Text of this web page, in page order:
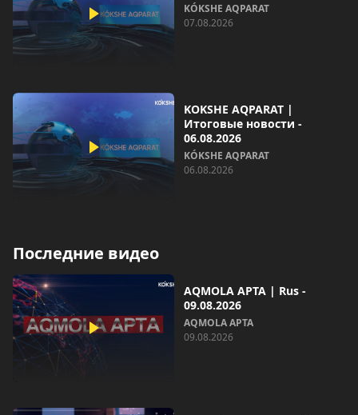
KÓKSHE AQPARAT
07.08.2026
KOKSHE AQPARAT |
Итоговые новости -
06.08.2026
KÓKSHE AQPARAT
06.08.2026
Последние видео
AQMOLA APTA | Rus -
09.08.2026
AQMOLA APTA
09.08.2026